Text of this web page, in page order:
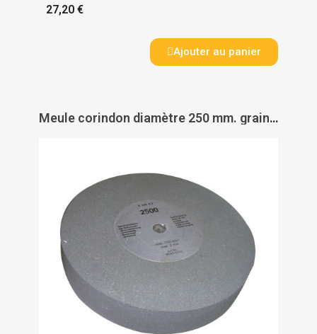
27,20 €
Ajouter au panier
Meule corindon diamètre 250 mm. grain 220. pour touret à meuler AFF251 - LEMAN